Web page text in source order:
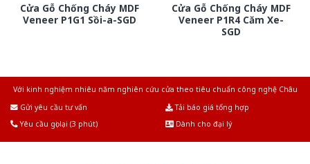
Cửa Gỗ Chống Cháy MDF
Veneer P1G1 Sồi-a-SGD
Cửa Gỗ Chống Cháy MDF
Veneer P1R4 Căm Xe-
SGD
Với kinh nghiệm nhiêu năm nghiên cứu cửa theo tiêu chuẩn công nghệ Châu
Gửi yêu cầu tư vấn
Tải báo giá tổng hợp
Yêu cầu gọi lại (3 phút)
Dành cho đại lý